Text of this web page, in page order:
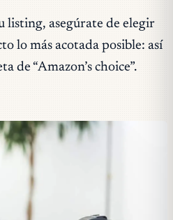
listing, asegúrate de elegir
lo más acotada posible: así
de “Amazon’s choice”.